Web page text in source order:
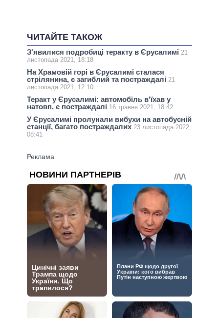
ЧИТАЙТЕ ТАКОЖ
З'явилися подробиці теракту в Єрусалимі 21
листопада 2021, 18:18
На Храмовій горі в Єрусалимі сталася
стрілянина, є загиблий та постраждалі 21
листопада 2021, 12:10
Теракт у Єрусалимі: автомобіль в'їхав у
натовп, є постраждалі 16 травня 2021, 18:42
У Єрусалимі пролунали вибухи на автобусній
станції, багато постраждалих 23 листопада 2022,
08:41